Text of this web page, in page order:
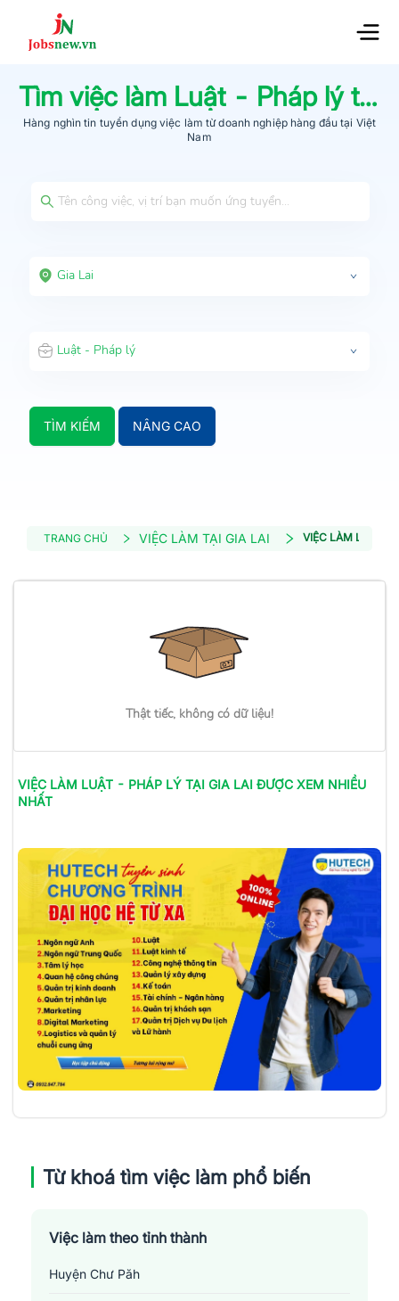
Tìm việc làm Luật - Pháp lýtại
Hàng nghìn tin tuyển dụng việc làm từdoanh nghiệp hàng đầu tại Việt
Nam
Gia Lai
Luật - Pháp lý
TÌM KIẾM NÂNG CAO
TRANG CHỦ VIỆC LÀM TẠI GIA LAI VIỆC LÀM LUẬT -
Thật tiếc, không có dữ liệu!
VIỆC LÀM LUẬT - PHÁP LÝ TẠI GIA LAI ĐƯỢC XEM NHIỀU
NHẤT
Từ khoá tìm việc làm phổ biến
Việc làm theo tỉnh thành
Huyện Chư Păh